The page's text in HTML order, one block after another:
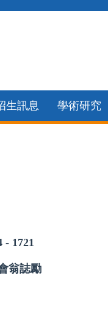
生訊息 學術研究
- 1721
翁誌勵